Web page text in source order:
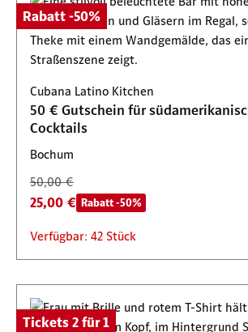
Rabatt -50%
Cubana Latino Kitchen
50 € Gutschein für
Cocktails
Bochum
50,00 €
25,00 € Rabatt -50%
Verfügbar: 42 Stück
Tickets 2 für 1